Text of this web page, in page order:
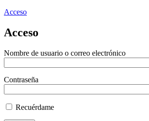
Acceso
Acceso
Nombre de usuario o correo electrónico
Contraseña
Recuérdame